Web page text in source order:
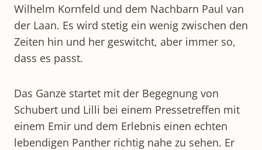
Wilhelm Kornfeld und dem Nachbarn Paul van
der Laan. Es wird stetig ein wenig zwischen den
Zeiten hin und her geswitcht, aber immer so,
dass es passt.
Das Ganze startet mit der Begegnung von
Schubert und Lilli bei einem Pressetreffen mit
einem Emir und dem Erlebnis einen echten
lebendigen Panther richtig nahe zu sehen. Er